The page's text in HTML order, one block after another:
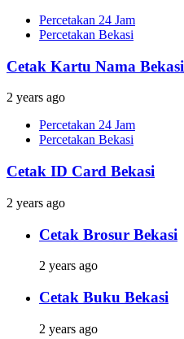
Percetakan 24 Jam
Percetakan Bekasi
Cetak Kartu Nama Bekasi
2 years ago
Percetakan 24 Jam
Percetakan Bekasi
Cetak ID Card Bekasi
2 years ago
Cetak Brosur Bekasi
2 years ago
Cetak Buku Bekasi
2 years ago